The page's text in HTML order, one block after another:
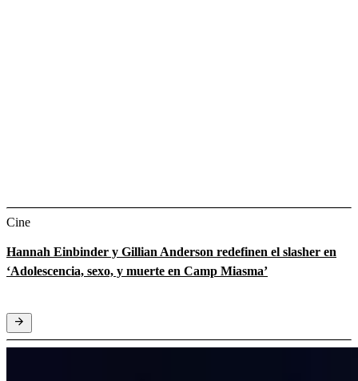
Cine
Hannah Einbinder y Gillian Anderson redefinen el slasher en
‘Adolescencia, sexo, y muerte en Camp Miasma’